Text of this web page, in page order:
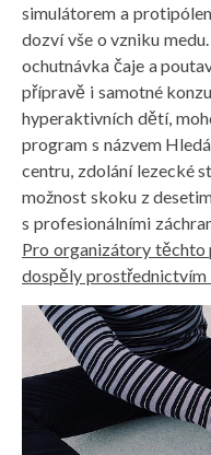
simulátorem a
dozví vše o vzniku
ochutnávka čaje a
přípravě i samotné
hyperaktivních dětí,
program s názvem
centru, zdolání lezecké
možnost skoku z
s profesionálními
Pro organizátory
dospěly prostřednictvím